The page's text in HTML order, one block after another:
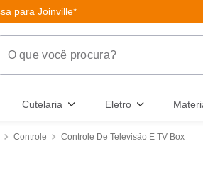
para Joinville*
que você procura?
Cutelaria Eletro
Controle Controle De Televisão E TV Box